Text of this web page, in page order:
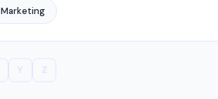
Marketing